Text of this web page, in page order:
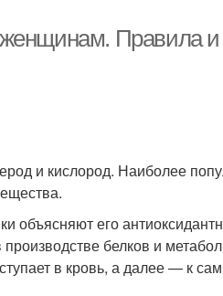
Правила и
и кислород. Наиболее
объясняют его
белков и
в кровь, а далее — к